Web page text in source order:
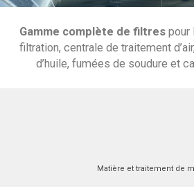
Gamme complète de filtres pour
filtration, centrale de traitement
d’huile, fumées de soudure et
Matière et traitement de